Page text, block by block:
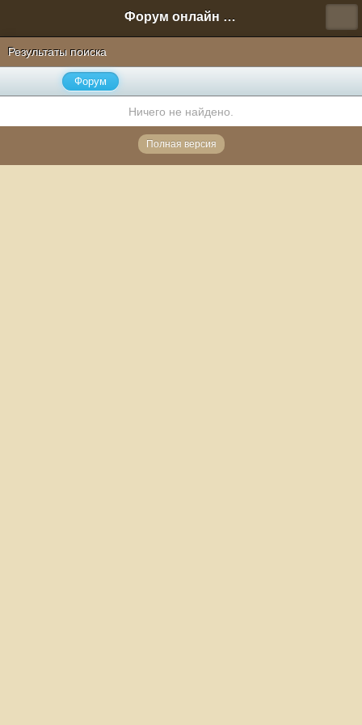
Форум онлайн игры "Новая Эра" (Нюра Биз)
Результаты поиска
Форум
Ничего не найдено.
Полная версия